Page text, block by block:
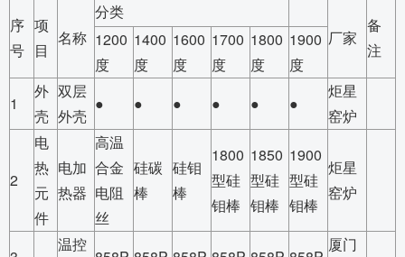
序
号
项
目
名称
分类
厂家
备
注
1200
度
1400
度
1600
度
1700
度
1800
度
1900
度
1
外
壳
双层
外壳
● ● ● ● ● ●
炬星
窑炉
2
电
热
元
件
电加
热器
高温
合金
电阻
丝
硅碳
棒
硅钼
棒
1800
型硅
钼棒
1850
型硅
钼棒
1900
型硅
钼棒
炬星
窑炉
温控
厦门